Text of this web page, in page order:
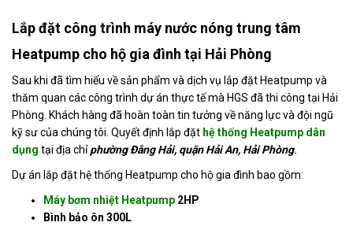
tức
Hỏi
đáp
liệu
Liên
hệ
Tuyển
dụng
Lắp đặt công trình máy nước nóng trung tâm
Heatpump cho hộ gia đình tại Hải Phòng
Sau khi đã tìm hiểu về sản phẩm và dịch vụ lắp đặt Heatpump và
thăm quan các công trình dự án thực tế mà HGS đã thi công tại Hải
Phòng. Khách hàng đã hoàn toàn tin tưởng về năng lực và đội ngũ
kỹ sư của chúng tôi. Quyết định lắp đặt hệ thống Heatpump dân
dụng tại địa chỉphường Đằng Hải, quận Hải An, Hải Phòng.
Dự án lắp đặt hệ thống Heatpump cho hộ gia đình bao gồm:
Máy bơm nhiệt Heatpump 2HP
Bình bảo ôn 300L